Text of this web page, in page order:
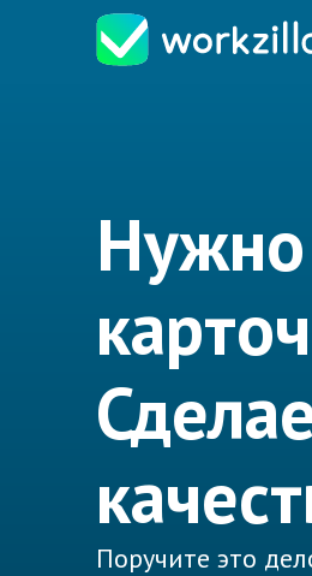
Нужно
Поручите это